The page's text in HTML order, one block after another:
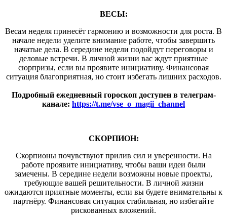
ВЕСЫ:
Весам неделя принесёт гармонию и возможности для роста. В
начале недели уделите внимание работе, чтобы завершить
начатые дела. В середине недели подойдут переговоры и
деловые встречи. В личной жизни вас ждут приятные
сюрпризы, если вы проявите инициативу. Финансовая
ситуация благоприятная, но стоит избегать лишних расходов.
Подробный ежедневный гороскоп доступен в телеграм-
канале: https://t.me/vse_o_magii_channel
СКОРПИОН:
Скорпионы почувствуют прилив сил и уверенности. На
работе проявите инициативу, чтобы ваши идеи были
замечены. В середине недели возможны новые проекты,
требующие вашей решительности. В личной жизни
ожидаются приятные моменты, если вы будете внимательны к
партнёру. Финансовая ситуация стабильная, но избегайте
рискованных вложений.